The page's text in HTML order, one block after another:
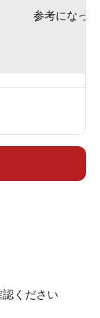
参考になった
ください